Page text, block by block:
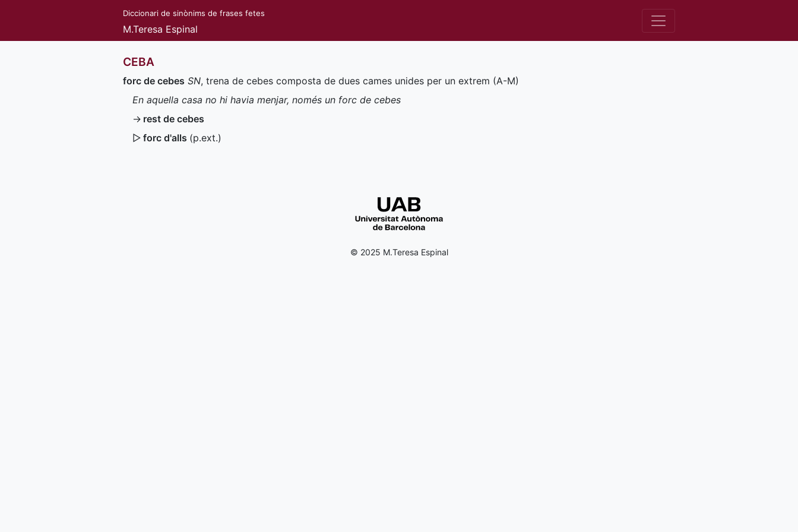
Diccionari de sinònims de frases fetes
M.Teresa Espinal
CEBA
forc de cebes SN, trena de cebes composta de dues cames unides per un extrem (A-M)
En aquella casa no hi havia menjar, només un forc de cebes
→ rest de cebes
▷ forc d'alls (p.ext.)
© 2025 M.Teresa Espinal